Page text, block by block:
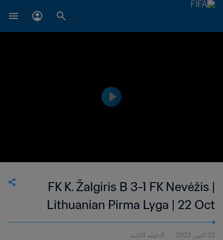
FK K. Žalgiris B 3-1 FK Nevėžis |
Lithuanian Pirma Lyga | 22 Oct
2023
22 أكتوبر 2023 3دقيقة 14ثانية